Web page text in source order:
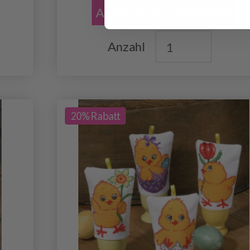
Angebot bis 12/08/2026
Anzahl
20% Rabatt